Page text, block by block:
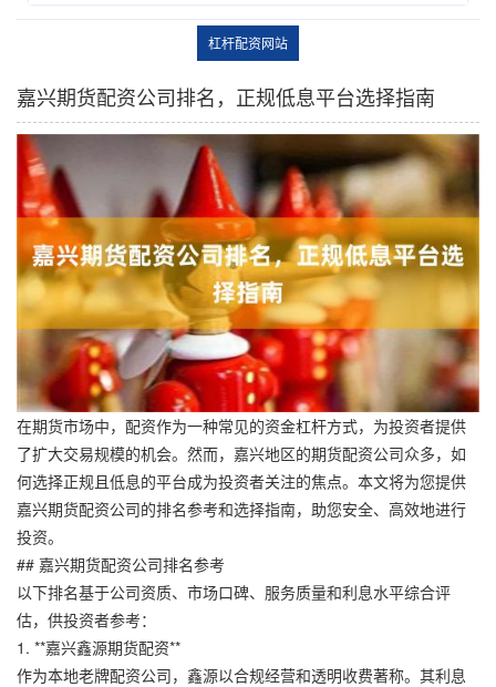
杠杆配资网站
嘉兴期货配资公司排名，正规低息平台选择指南
在期货市场中，配资作为一种常见的资金杠杆方式，为投资者提供
了扩大交易规模的机会。然而，嘉兴地区的期货配资公司众多，如
何选择正规且低息的平台成为投资者关注的焦点。本文将为您提供
嘉兴期货配资公司的排名参考和选择指南，助您安全、高效地进行
投资。
## 嘉兴期货配资公司排名参考
以下排名基于公司资质、市场口碑、服务质量和利息水平综合评
估，供投资者参考：
1. **嘉兴鑫源期货配资**
作为本地老牌配资公司，鑫源以合规经营和透明收费著称。其利息